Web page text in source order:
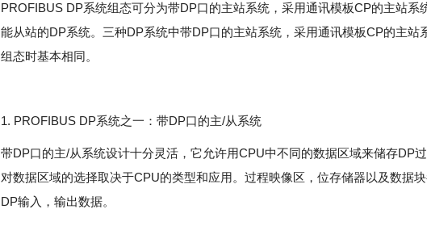
PROFIBUS DP系统组态可分为带DP口的主站系统，采用通讯模板CP的主站系
能从站的DP系统。三种DP系统中带DP口的主站系统，采用通讯模板CP的主站
组态时基本相同。
1. PROFIBUS DP系统之一：带DP口的主/从系统
带DP口的主/从系统设计十分灵活，它允许用CPU中不同的数据区域来储存DP
对数据区域的选择取决于CPU的类型和应用。过程映像区，位存储器以及数据
DP输入，输出数据。